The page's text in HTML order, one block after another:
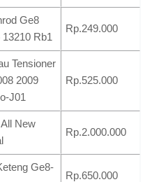
Ge8
Rb1
Rp.249.000
Tensioner
2009
J01
Rp.525.000
New
Rp.2.000.000
Ge8-
Rp.650.000